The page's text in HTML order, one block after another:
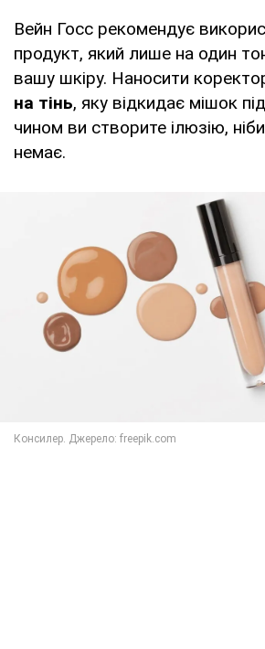
Вейн Госс рекомендує
продукт, який лише на один
вашу шкіру. Наносити
на тінь, яку відкидає мішок
чином ви створите ілюзію,
немає.